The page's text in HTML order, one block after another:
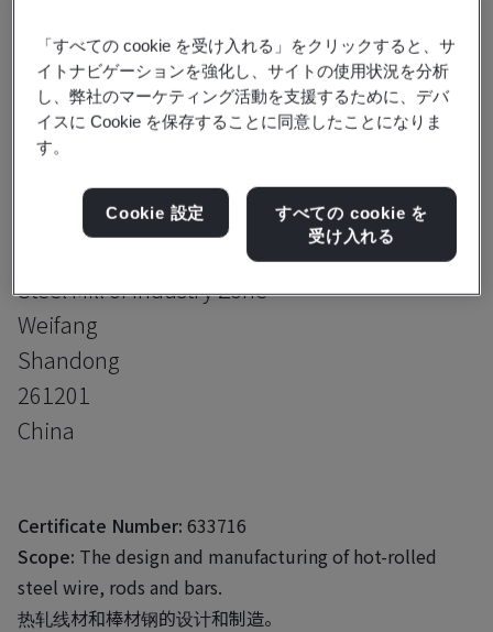
IATF 16949:2016
Weifang Special Steel Group Co., Ltd.
Steel Mill of Industry Zone
Weifang
Shandong
261201
China
Certificate Number: 633716
Scope: The design and manufacturing of hot-rolled
steel wire, rods and bars.
热轧线材和棒材钢的设计和制造。
「すべての cookie を受け入れる」をクリックすると、サ
イトナビゲーションを強化し、サイトの使用状況を分析
し、弊社のマーケティング活動を支援するために、デバ
イスに Cookie を保存することに同意したことになりま
す。
Cookie 設定
すべての cookie を
受け入れる